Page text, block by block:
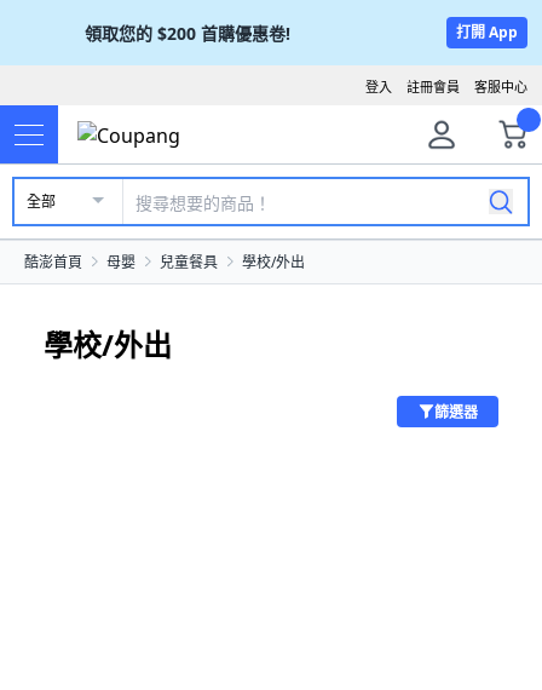
領取您的 $200 首購優惠卷! 打開 App
客服中心
註冊會員
登入
全部
酷澎首頁 母嬰 兒童餐具 學校/外出
學校/外出
篩選器